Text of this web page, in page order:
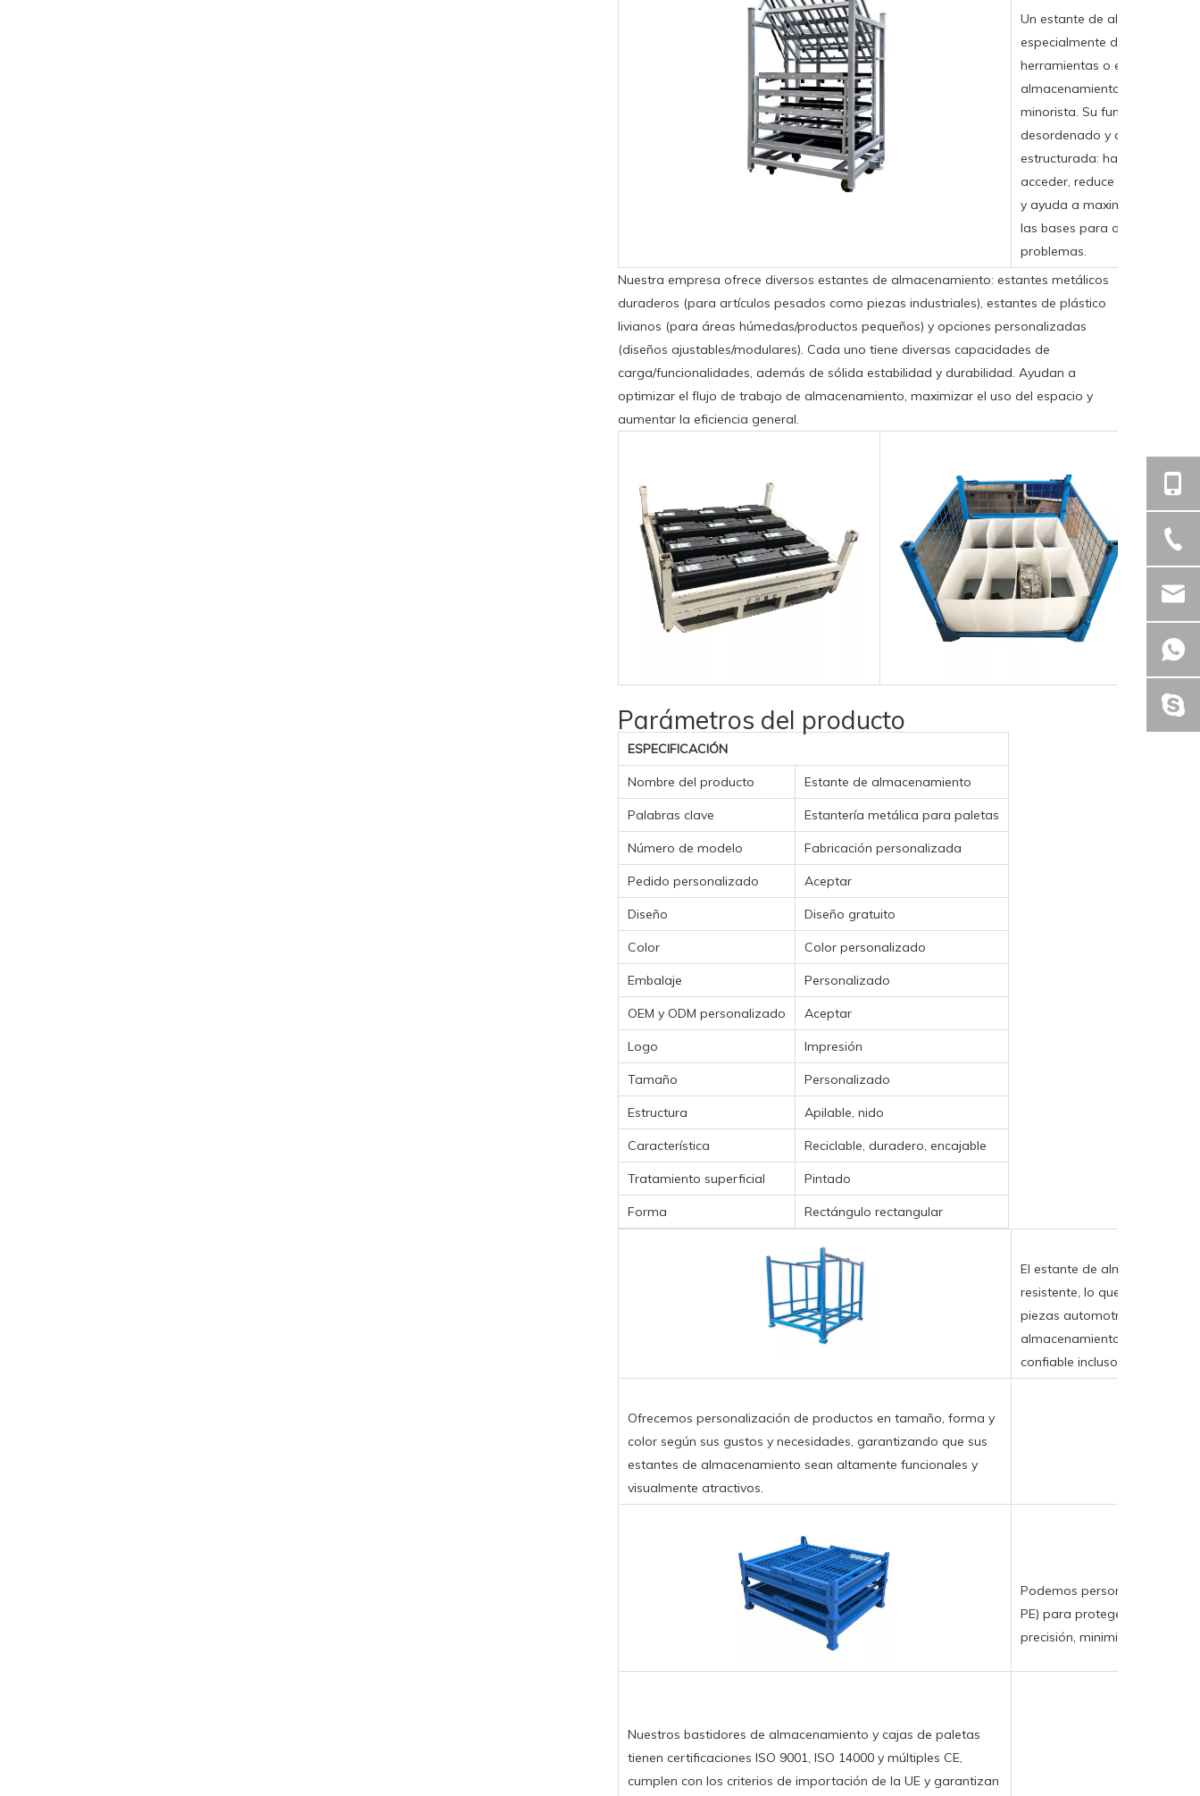
Un estante de
especialmente diseñado
herramientas o equipos en
almacenamiento, ya sea un
minorista. Su función
desordenado y que
estructurada: hace que los
acceder, reduce el riesgo de
y ayuda a maximizar el uso
las bases para operaciones
problemas.
Nuestra empresa ofrece diversos estantes de almacenamiento: estantes metálicos
duraderos (para artículos pesados ​​como piezas industriales), estantes de plástico
livianos (para áreas húmedas/productos pequeños) y opciones personalizadas
(diseños ajustables/modulares). Cada uno tiene diversas capacidades de
carga/funcionalidades, además de sólida estabilidad y durabilidad. Ayudan a
optimizar el flujo de trabajo de almacenamiento, maximizar el uso del espacio y
aumentar la eficiencia general.
Parámetros del producto
ESPECIFICACIÓN
Nombre del producto Estante de almacenamiento
Palabras clave Estantería metálica para paletas
Número de modelo Fabricación personalizada
Pedido personalizado Aceptar
Diseño Diseño gratuito
Color Color personalizado
Embalaje Personalizado
OEM y ODM personalizado Aceptar
Logo Impresión
Tamaño Personalizado
Estructura Apilable, nido
Característica Reciclable, duradero, encajable
Tratamiento superficial Pintado
Forma Rectángulo rectangular
El estante de
resistente, lo que lo hace
piezas automotrices y la
almacenamiento de servicio
confiable incluso con cargas
Ofrecemos personalización de productos en tamaño, forma y
color según sus gustos y necesidades, garantizando que sus
estantes de almacenamiento sean altamente funcionales y
visualmente atractivos.
Podemos personalizar los
PE) para proteger de
precisión, minimizando su
Nuestros bastidores de almacenamiento y cajas de paletas
tienen certificaciones ISO 9001, ISO 14000 y múltiples CE,
cumplen con los criterios de importación de la UE y garantizan